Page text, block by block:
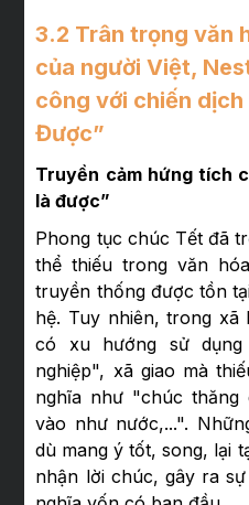
3.2 Trân trọng văn
của người Việt,
công với chiến dịch
Được”
Truyền cảm hứng tích
là được”
Phong tục chúc Tết đã
thể thiếu trong văn
truyền thống được tồn
hệ. Tuy nhiên, trong xã
có xu hướng sử
nghiệp", xã giao mà
nghĩa như "chúc thăng
vào như nước,...".
dù mang ý tốt, song, lại
nhận lời chúc, gây ra